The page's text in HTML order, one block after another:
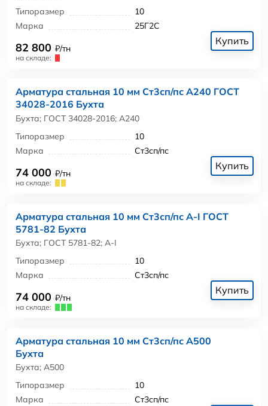
Типоразмер
10
Марка
25Г2С
82 800 ₽/тн
на складе:
Купить
Арматура стальная 10 мм Ст3сп/пс А240 ГОСТ
34028-2016 Бухта
Бухта; ГОСТ 34028-2016; А240
Типоразмер
10
Марка
Ст3сп/пс
74 000 ₽/тн
на складе:
Купить
Арматура стальная 10 мм Ст3сп/пс А-I ГОСТ
5781-82 Бухта
Бухта; ГОСТ 5781-82; А-I
Типоразмер
10
Марка
Ст3сп/пс
74 000 ₽/тн
на складе:
Купить
Арматура стальная 10 мм Ст3сп/пс А500
Бухта
Бухта; А500
Типоразмер
10
Марка
Ст3сп/пс